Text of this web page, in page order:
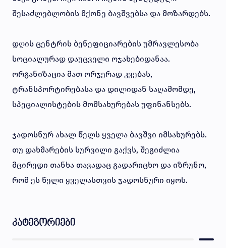
შესაძლებლობის მქონე ბავშვებსა და მოზარდებს.
დღის ცენტრის ბენეფიციარების უმრავლესობა
სოციალურად დაუცველი ოჯახებიდანაა.
ორგანიზაცია მათ ორჯერად კვებას,
ტრანსპორტირებასა და დილიდან საღამომდე,
სპეციალისტების მომსახურებას უფინანსებს.
ჯადოსნურ ახალ წელს ყველა ბავშვი იმსახურებს.
თუ დახმარების სურვილი გაქვს, შეგიძლია
მცირედი თანხა თავადაც გადარიცხო და იზრუნო,
რომ ეს წელი ყველასთვის ჯადოსნური იყოს.
კატეგორიები